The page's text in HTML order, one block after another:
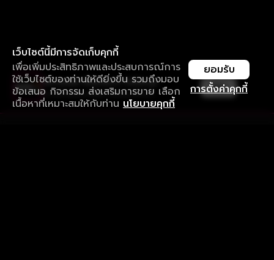
เว็บไซต์นี้มีการจัดเก็บคุกกี้
เพื่อเพิ่มประสิทธิภาพและประสบการณ์การ
ใช้เว็บไซต์ของท่านให้ดียิ่งขึ้น รวมถึงมอบ
ข้อเสนอ กิจกรรม ส่งเสริมการขาย เลือก
เนื้อหาที่เหมาะสมให้กับท่าน นโยบายคุกกี้
การตั้งค่าคุกกี้
ยอมรับ
ใช้งานแอป ลื่นไหลกว่า ไม่มีสะดุด
ดาวน์โหลดแอปเพื่อการรับชมที่ดีกว่า เปิด